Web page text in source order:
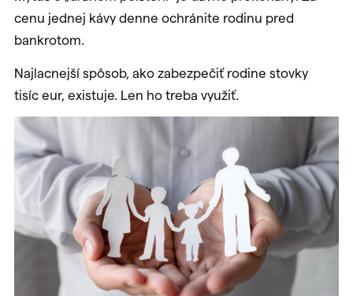
cenu jednej kávy denne ochránite rodinu pred
bankrotom.
Najlacnejší spôsob, ako zabezpečiť rodine stovky
tisíc eur, existuje. Len ho treba využiť.